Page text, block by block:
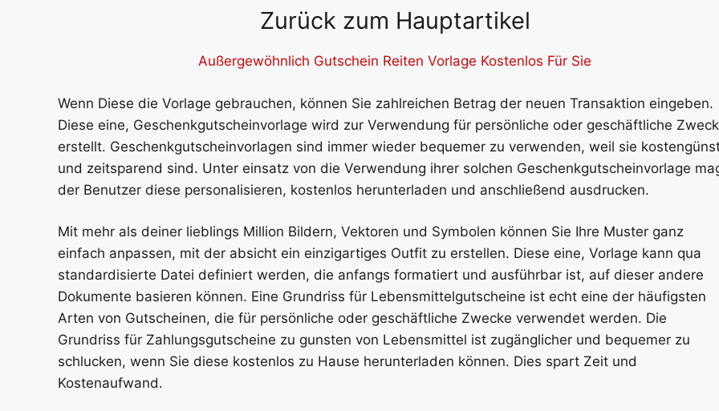
Zurück zum Hauptartikel
Außergewöhnlich Gutschein Reiten Vorlage Kostenlos Für Sie
Wenn Diese die Vorlage gebrauchen, können Sie zahlreichen Betrag der neuen Transaktion eingeben.
Diese eine, Geschenkgutscheinvorlage wird zur Verwendung für persönliche oder geschäftliche
erstellt. Geschenkgutscheinvorlagen sind immer wieder bequemer zu verwenden, weil sie
und zeitsparend sind. Unter einsatz von die Verwendung ihrer solchen Geschenkgutscheinvorlage
der Benutzer diese personalisieren, kostenlos herunterladen und anschließend ausdrucken.
Mit mehr als deiner lieblings Million Bildern, Vektoren und Symbolen können Sie Ihre Muster ganz
einfach anpassen, mit der absicht ein einzigartiges Outfit zu erstellen. Diese eine, Vorlage kann qua
standardisierte Datei definiert werden, die anfangs formatiert und ausführbar ist, auf dieser andere
Dokumente basieren können. Eine Grundriss für Lebensmittelgutscheine ist echt eine der häufigsten
Arten von Gutscheinen, die für persönliche oder geschäftliche Zwecke verwendet werden. Die
Grundriss für Zahlungsgutscheine zu gunsten von Lebensmittel ist zugänglicher und bequemer zu
schlucken, wenn Sie diese kostenlos zu Hause herunterladen können. Dies spart Zeit und
Kostenaufwand.